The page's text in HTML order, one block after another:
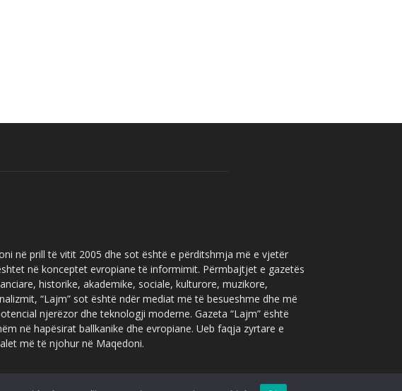
në prill të vitit 2005 dhe sot është e përditshmja më e vjetër
në konceptet evropiane të informimit. Përmbajtjet e gazetës
historike, akademike, sociale, kulturore, muzikore,
“Lajm” sot është ndër mediat më të besueshme dhe më
njerëzor dhe teknologji moderne. Gazeta “Lajm” është
në hapësirat ballkanike dhe evropiane. Ueb faqja zyrtare e
më të njohur në Maqedoni.